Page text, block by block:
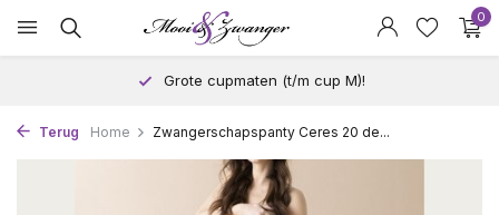
0
Grote cupmaten (t/m cup M)!
Terug Home Zwangerschapspanty Ceres 20 de...